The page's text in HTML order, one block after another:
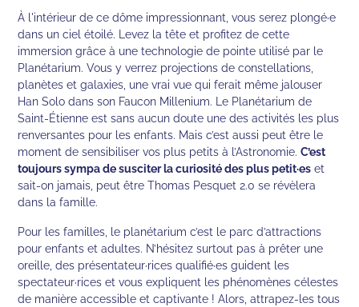
À l'intérieur de ce dôme impressionnant, vous serez plongé·e
dans un ciel étoilé. Levez la tête et profitez de cette
immersion grâce à une technologie de pointe utilisé par le
Planétarium. Vous y verrez projections de constellations,
planètes et galaxies, une vrai vue qui ferait même jalouser
Han Solo dans son Faucon Millenium. Le Planétarium de
Saint-Étienne est sans aucun doute une des activités les plus
renversantes pour les enfants. Mais c’est aussi peut être le
moment de sensibiliser vos plus petits à l’Astronomie.C’est
toujours sympa de susciter la curiosité des plus petit·es et
sait-on jamais, peut être Thomas Pesquet 2.0 se révèlera
dans la famille.
Pour les familles, le planétarium c’est le parc d’attractions
pour enfants et adultes. N’hésitez surtout pas à prêter une
oreille, des présentateur·rices qualifié·es guident les
spectateur·rices et vous expliquent les phénomènes célestes
de manière accessible et captivante ! Alors, attrapez-les tous